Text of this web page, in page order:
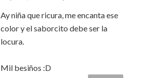
Ay niña que ricura, me encanta ese
color y el saborcito debe ser la
locura.
Mil besiños :D